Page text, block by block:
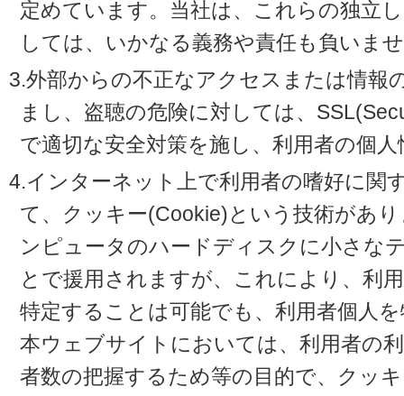
定めています。当社は、これらの独立
しては、いかなる義務や責任も負いま
3.外部からの不正なアクセスまたは情報
まし、盗聴の危険に対しては、
で適切な安全対策を施し、利用者の個
4.インターネット上で利用者の嗜好に関
て、クッキー(Cookie)という技術があ
ンピュータのハードディスクに小さな
とで援用されますが、これにより、利
特定することは可能でも、利用者個人
本ウェブサイトにおいては、利用者の
者数の把握するため等の目的で、クッ